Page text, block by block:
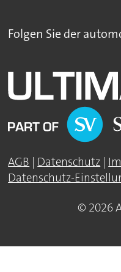
Folgen Sie der
AGB | Datenschutz |
Datenschutz-
© 2026